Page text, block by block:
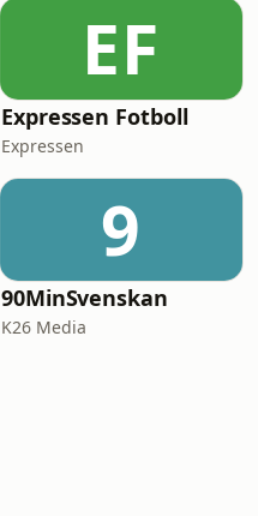
EF
Expressen Fotboll
Expressen
9
90MinSvenskan
K26 Media